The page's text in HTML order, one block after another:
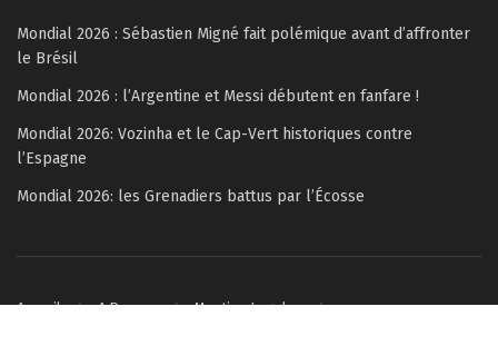
Mondial 2026 : Sébastien Migné fait polémique avant d’affronter
le Brésil
Mondial 2026 : l’Argentine et Messi débutent en fanfare !
Mondial 2026: Vozinha et le Cap-Vert historiques contre
l’Espagne
Mondial 2026: les Grenadiers battus par l’Écosse
Accueil A Propos
Mention Legales